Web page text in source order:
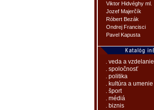
Viktor Hidvéghy ml.
Jozef Majerčík
Róbert Bezák
Ondrej Francisci
Pavel Kapusta
. veda a vzdelanie
. spoločnosť
. politika
. kultúra a umenie
. šport
. médiá
. biznis